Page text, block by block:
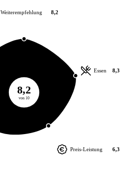
8,2
von 10
Weiterempfehlung 8,2
Essen 8,3
Preis-Leistung 6,3